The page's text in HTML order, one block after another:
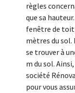
règles
que sa
fenêtre de toit
mètres du sol.
se trouver à
m du sol.
société
pour vous